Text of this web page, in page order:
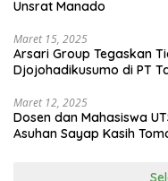
Unsrat Manado
Maret 15, 2025
Arsari Group Tegaskan
Djojohadikusumo di PT
Maret 12, 2025
Dosen dan Mahasiswa
Asuhan Sayap Kasih